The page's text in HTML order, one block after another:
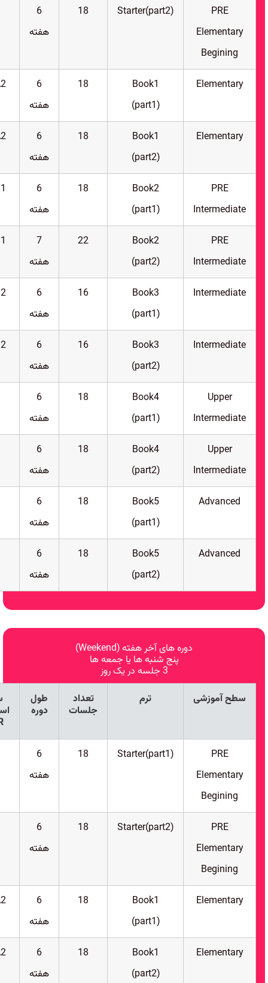
PRE
Elementary
Begining
Starter(part2)
18
6
هفته
Elementary
Book1
(part1)
18
6
هفته
Elementary
Book1
(part2)
18
6
هفته
PRE
Intermediate
Book2
(part1)
18
6
هفته
PRE
Intermediate
Book2
(part2)
22
7
هفته
Intermediate
Book3
(part1)
16
6
هفته
Intermediate
Book3
(part2)
16
6
هفته
Upper
Intermediate
Book4
(part1)
18
6
هفته
Upper
Intermediate
Book4
(part2)
18
6
هفته
Advanced
Book5
(part1)
18
6
هفته
Advanced
Book5
(part2)
18
6
هفته
دوره های آخر هفته (Weekend)
پنج شنبه ها یا جمعه ها
3 جلسه در یک روز
سطح آموزشی
ترم
تعداد
جلسات
طول
دوره
PRE
Elementary
Begining
Starter(part1)
18
6
هفته
PRE
Elementary
Begining
Starter(part2)
18
6
هفته
Elementary
Book1
(part1)
18
6
هفته
Elementary
Book1
(part2)
18
6
هفته